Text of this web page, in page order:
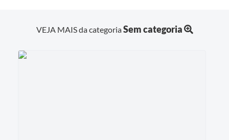
VEJA MAIS da categoriaSem categoria